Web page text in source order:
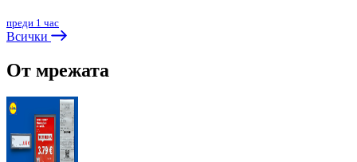
преди 1 час
Всички
От мрежата